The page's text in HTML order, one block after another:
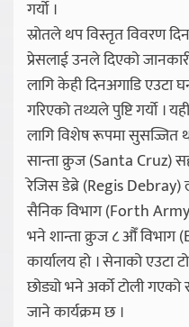
गर्यो ।
स्रोतले थप विस्तृत विवरण
प्रेसलाई उनले दिएको
लागि केही दिनअगाडि एउटा
गरिएको तथ्यले पुष्टि गर्यो ।
लागि विशेष रूपमा सुसज्जित
सान्ता क्रुज (Santa Cruz)
रेजिस डेब्रे (Regis Debray)
सैनिक विभाग (Forth Army
भने शान्ता क्रुज ८ औँ विभाग
कार्यालय हो । सेनाको एउटा
छोड्यो भने अर्को टोली गएको
जाने कार्यक्रम छ ।